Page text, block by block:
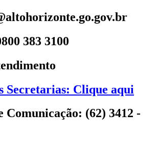
383 3100
Secretarias: Clique aqui
Comunicação: (62) 3412 -